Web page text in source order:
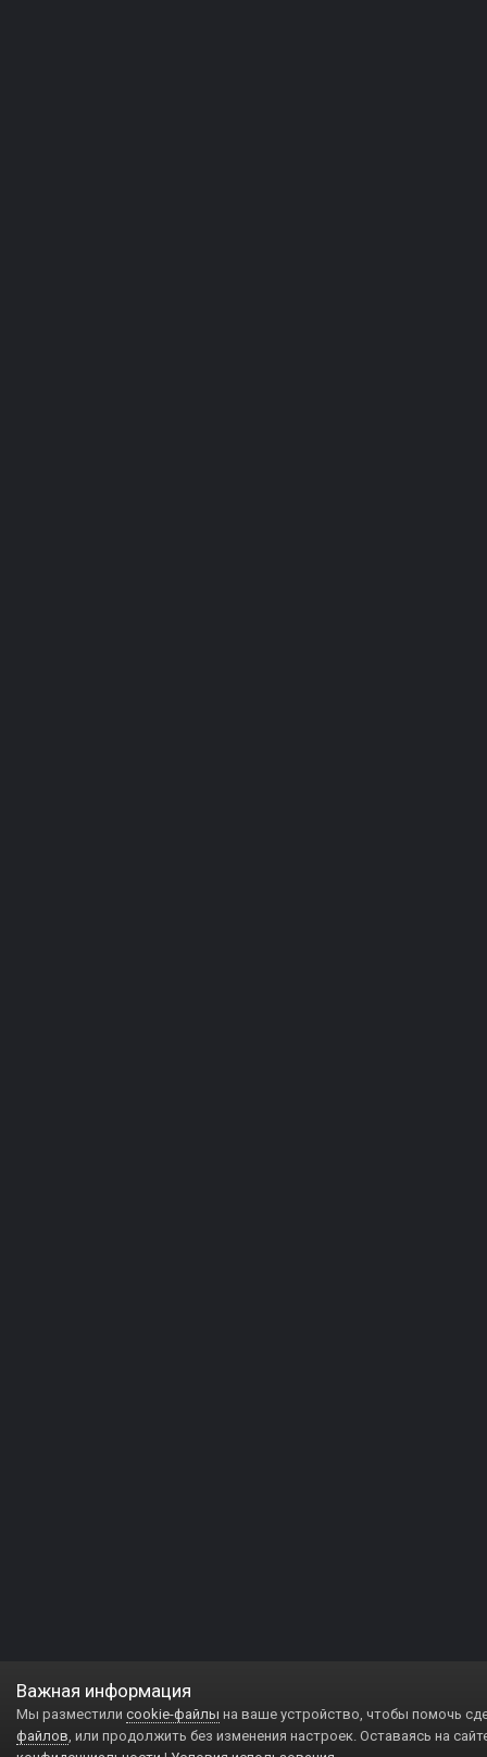
Важная информация
Мы разместили cookie-файлы на ваше устройство, чтобы помочь
файлов, или продолжить без изменения настроек. Оставаясь на